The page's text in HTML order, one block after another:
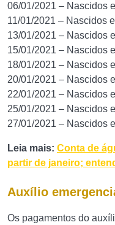
06/01/2021 – Nascidos
11/01/2021 – Nascidos
13/01/2021 – Nascidos
15/01/2021 – Nascidos
18/01/2021 – Nascidos
20/01/2021 – Nascidos
22/01/2021 – Nascidos
25/01/2021 – Nascidos
27/01/2021 – Nascidos
Leia mais: Conta de
partir de janeiro;
Auxílio
Os pagamentos do